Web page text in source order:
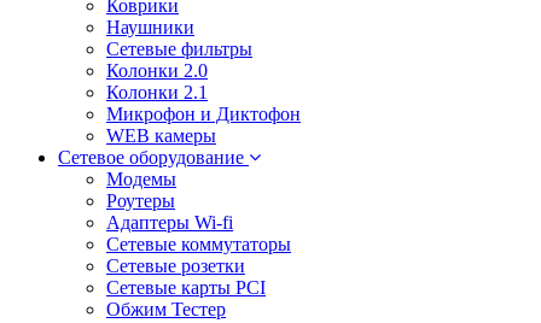
Коврики
Наушники
Сетевые фильтры
Колонки 2.0
Колонки 2.1
Микрофон и Диктофон
WEB камеры
Сетевое оборудование
Модемы
Роутеры
Адаптеры Wi-fi
Сетевые коммутаторы
Сетевые розетки
Сетевые карты PCI
Обжим Тестер